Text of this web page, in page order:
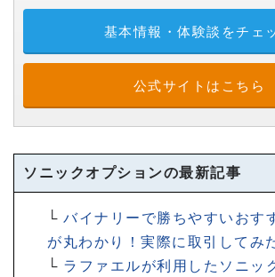
基本情報・体験談をチェ
公式サイトはこちら
ソニックオプションの最新記事
└ バイナリーで勝ちやすいおす
が丸わかり！実際に取引してみ
└ ラファエルが利用したソニッ